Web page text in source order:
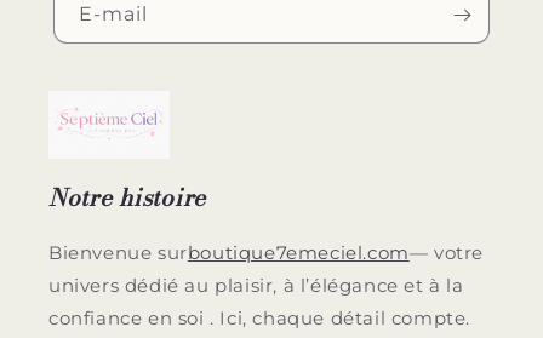
E-mail
Notre histoire
Bienvenue surboutique7emeciel.com— votre
univers dédié au plaisir, à l’élégance et à la
confiance en soi . Ici, chaque détail compte.